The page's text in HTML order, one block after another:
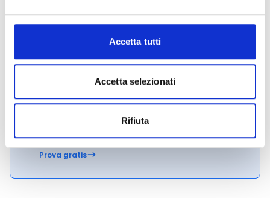
Accetta tutti
Accetta selezionati
Rifiuta
web.
Prova gratis